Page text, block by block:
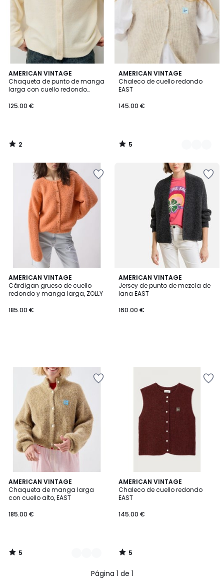
AMERICAN VINTAGE
Chaqueta de punto de manga
larga con cuello redondo
125.00 €
2
/
5
2
/
AMERICAN VINTAGE
Chaleco de cuello redondo
EAST
145.00 €
5
/
5
4
Colores
5
/
AMERICAN VINTAGE
Cárdigan grueso de cuello
redondo y manga larga, ZOLLY
185.00 €
AMERICAN VINTAGE
Jersey de punto de mezcla de
lana EAST
160.00 €
AMERICAN VINTAGE
Chaqueta de manga larga
con cuello alto, EAST
185.00 €
5
/
5
2
Colores
5
/
AMERICAN VINTAGE
Chaleco de cuello redondo
EAST
145.00 €
5
/
5
5
/
Página 1 de 1